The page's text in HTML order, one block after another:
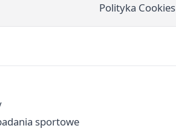
Polityka Cookies
sportowe